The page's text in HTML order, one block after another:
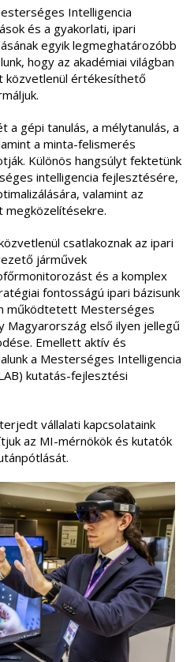
Intelligencia
és a gyakorlati, ipari
egyik legmeghatározóbb
hogy az akadémiai világban
közvetlenül értékesíthető
a gépi tanulás, a mélytanulás, a
a minta-felismerés
Különös hangsúlyt fektetünk
intelligencia fejlesztésére,
valamint az
megközelítésekre.
csatlakoznak az ipari
járművek
és a komplex
fontosságú ipari bázisunk
működtetett Mesterséges
Magyarország első ilyen jellegű
Emellett aktív és
a Mesterséges Intelligencia
kutatás-fejlesztési
vállalati kapcsolataink
az MI-mérnökök és kutatók